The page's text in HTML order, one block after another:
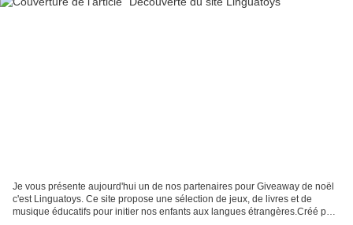
Je vous présente aujourd'hui un de nos partenaires pour Giveaway de noël
c'est Linguatoys. Ce site propose une sélection de jeux, de livres et de
musique éducatifs pour initier nos enfants aux langues étrangères.Créé par